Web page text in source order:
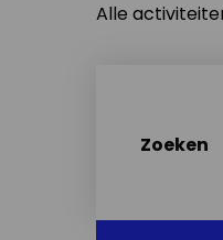
Alle
Zoeken